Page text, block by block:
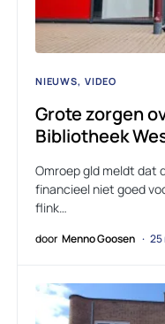
NIEUWS VIDEO
Grote zorgen
Bibliotheek
Omroep gld meldt dat
financieel niet goed
flink…
door Menno Goosen 25